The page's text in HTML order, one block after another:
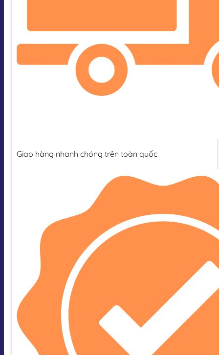
Giao hàng nhanh chóng trên toàn quốc